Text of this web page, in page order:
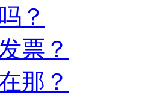
？
票？
那？